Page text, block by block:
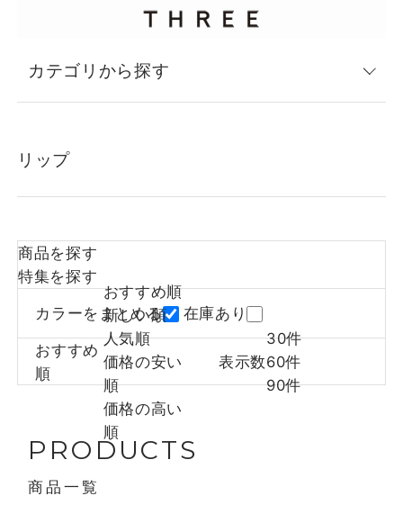
カテゴリから探す
リップ
商品を探す
特集を探す
カラーをまとめる 在庫あり
おすすめ
順
おすすめ順
新しい順
人気順
価格の安い
順
価格の高い
順
表示数
30件
60件
90件
PRODUCTS
商品一覧